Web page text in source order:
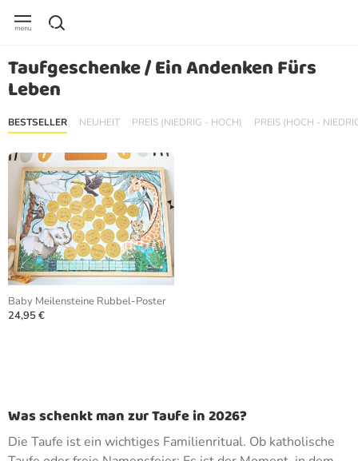
Taufgeschenke / Ein Andenken Fürs
Leben
BESTSELLER NEUHEIT PREIS (NIEDRIG - HOCH) PREIS (HOCH -
Baby Meilensteine Rubbel-Poster
24,95 €
Was schenkt man zur Taufe in 2026?
Die Taufe ist ein wichtiges Familienritual. Ob katholische